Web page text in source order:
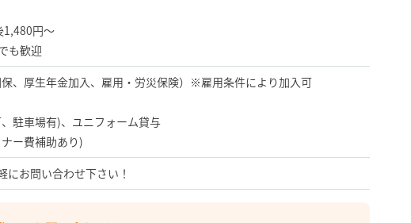
1,480円～
も歓迎
、厚生年金加入、雇用・労災保険）※雇用条件により加入可
駐車場有)、ユニフォーム貸与
ー費補助あり)
にお問い合わせ下さい！